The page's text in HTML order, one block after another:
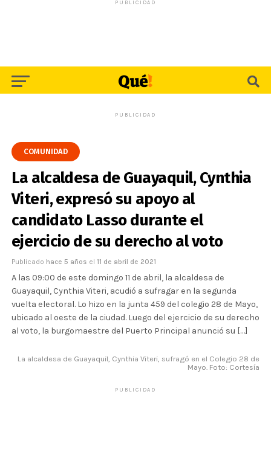
PUBLICIDAD
PUBLICIDAD
COMUNIDAD
La alcaldesa de Guayaquil, Cynthia
Viteri, expresó su apoyo al
candidato Lasso durante el
ejercicio de su derecho al voto
Publicado hace 5 años el 11 de abril de 2021
A las 09:00 de este domingo 11 de abril, la alcaldesa de
Guayaquil, Cynthia Viteri, acudió a sufragar en la segunda
vuelta electoral. Lo hizo en la junta 459 del colegio 28 de Mayo,
ubicado al oeste de la ciudad. Luego del ejercicio de su derecho
al voto, la burgomaestre del Puerto Principal anunció su […]
La alcaldesa de Guayaquil, Cynthia Viteri, sufragó en el Colegio 28 de
Mayo. Foto: Cortesía
PUBLICIDAD